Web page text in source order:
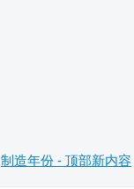
制造年份 - 顶部新内容